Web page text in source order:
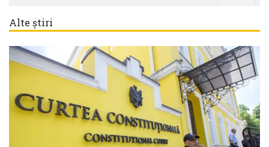
Alte știri